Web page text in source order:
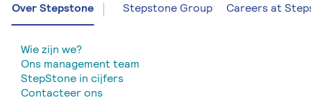
Over Stepstone Stepstone Group Careers at
Wie zijn we?
Ons management team
StepStone in cijfers
Contacteer ons